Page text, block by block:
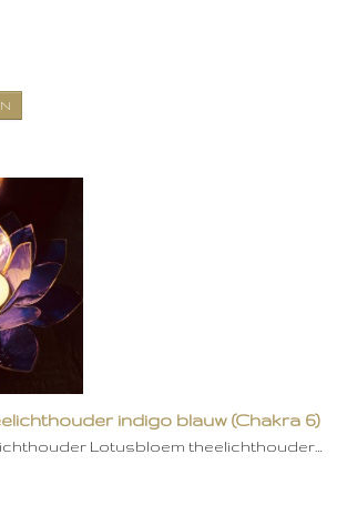
indigo blauw (Chakra 6)
Lotusbloem theelichthouder…